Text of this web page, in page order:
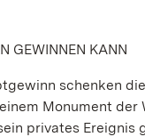
GEWINNEN KANN
schenken
Monument
privates Ereignis